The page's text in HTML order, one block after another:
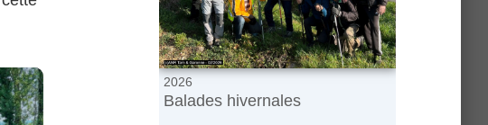
2026
Balades hivernales